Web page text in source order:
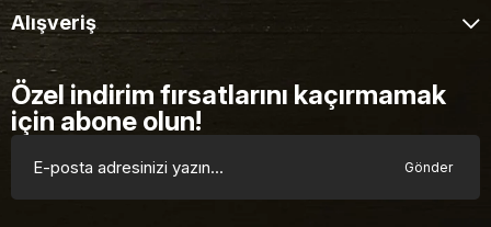
Alışveriş
Özel indirim fırsatlarını kaçırmamak
için abone olun!
Gönder